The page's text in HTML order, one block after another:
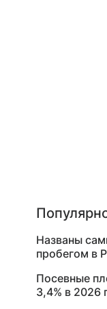
Названы
пробегом в
Посевные
3,4% в 2026